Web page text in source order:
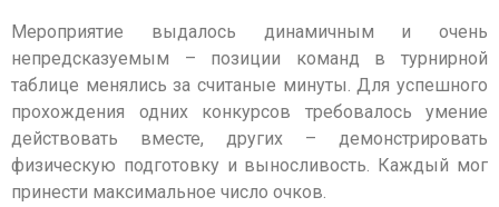
Мероприятие выдалось динамичным и очень
непредсказуемым – позиции команд в турнирной
таблице менялись за считаные минуты. Для успешного
прохождения одних конкурсов требовалось умение
действовать вместе, других – демонстрировать
физическую подготовку и выносливость. Каждый мог
принести максимальное число очков.